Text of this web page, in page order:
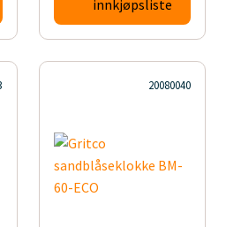
innkjøpsliste
20080040